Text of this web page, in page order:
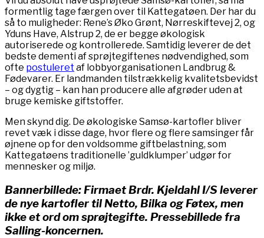
formentlig tage færgen over til Kattegatøen. Der har du
så to muligheder: Rene’s Øko Grønt, Nørreskiftevej 2, og
Yduns Have, Alstrup 2, de er begge økologisk
autoriserede og kontrollerede. Samtidig leverer de det
bedste dementi af sprøjtegiftenes nødvendighed, som
ofte postuleret af lobbyorganisationen Landbrug &
Fødevarer. Er landmanden tilstrækkelig kvalitetsbevidst
– og dygtig – kan han producere alle afgrøder uden at
bruge kemiske giftstoffer.
Men skynd dig. De økologiske Samsø-kartofler bliver
revet væk i disse dage, hvor flere og flere samsinger får
øjnene op for den voldsomme giftbelastning, som
Kattegatøens traditionelle ’guldklumper’ udgør for
mennesker og miljø.
Bannerbillede: Firmaet Brdr. Kjeldahl I/S leverer
de nye kartofler til Netto, Bilka og Føtex, men
ikke et ord om sprøjtegifte. Pressebillede fra
Salling-koncernen.